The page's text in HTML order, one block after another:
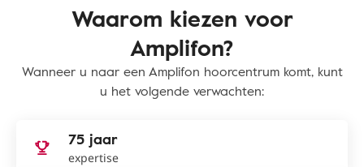
Waarom kiezen voor
Amplifon?
Wanneer u naar een Amplifon hoorcentrum komt, kunt
u het volgende verwachten:
75 jaar
expertise